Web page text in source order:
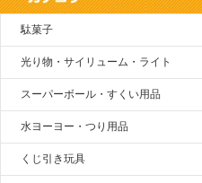
駄菓子
光り物・サイリューム・ライト
スーパーボール・すくい用品
水ヨーヨー・つり用品
くじ引き玩具